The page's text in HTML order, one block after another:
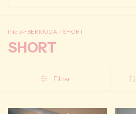
Início > BERMUDA > SHORT
SHORT
Filtrar